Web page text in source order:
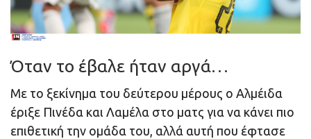
Όταν το έβαλε ήταν αργά…
Με το ξεκίνημα του δεύτερου μέρους ο Αλμέιδα
έριξε Πινέδα και Λαμέλα στο ματς για να κάνει πιο
επιθετική την ομάδα του, αλλά αυτή που έφτασε